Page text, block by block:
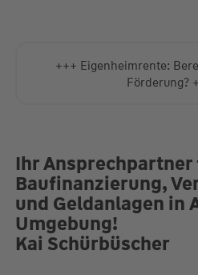
+++ Eigenheimrente:
Förderung?
Ihr
Baufinanzierung,
und Geldanlagen in
Umgebung!
Kai Schürbüscher